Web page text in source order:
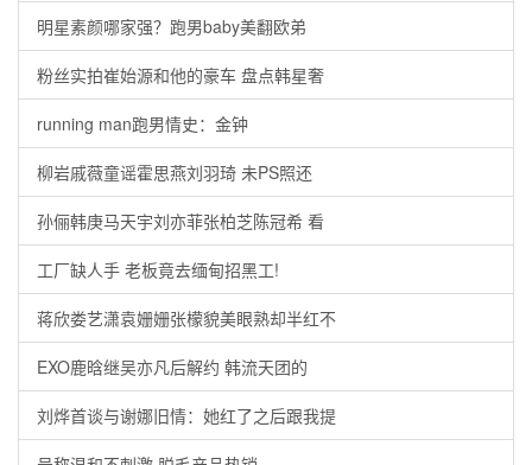
明星素颜哪家强？跑男baby美翻欧弟
粉丝实拍崔始源和他的豪车 盘点韩星奢
running man跑男情史：金钟
柳岩戚薇童谣霍思燕刘羽琦 未PS照还
孙俪韩庚马天宇刘亦菲张柏芝陈冠希 看
工厂缺人手 老板竟去缅甸招黑工!
蒋欣娄艺潇袁姗姗张檬貌美眼熟却半红不
EXO鹿晗继吴亦凡后解约 韩流天团的
刘烨首谈与谢娜旧情：她红了之后跟我提